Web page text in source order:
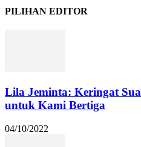
PILIHAN EDITOR
Lila Jeminta: Keringat
untuk Kami Bertiga
04/10/2022